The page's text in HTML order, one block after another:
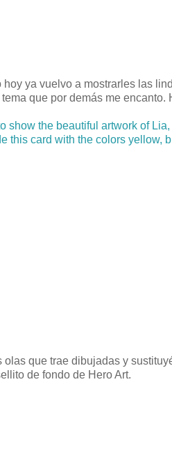
ya vuelvo a mostrarles las
que por demás me encanto.
show the beautiful artwork of
this card with the colors yellow,
que trae dibujadas y
de fondo de Hero Art.